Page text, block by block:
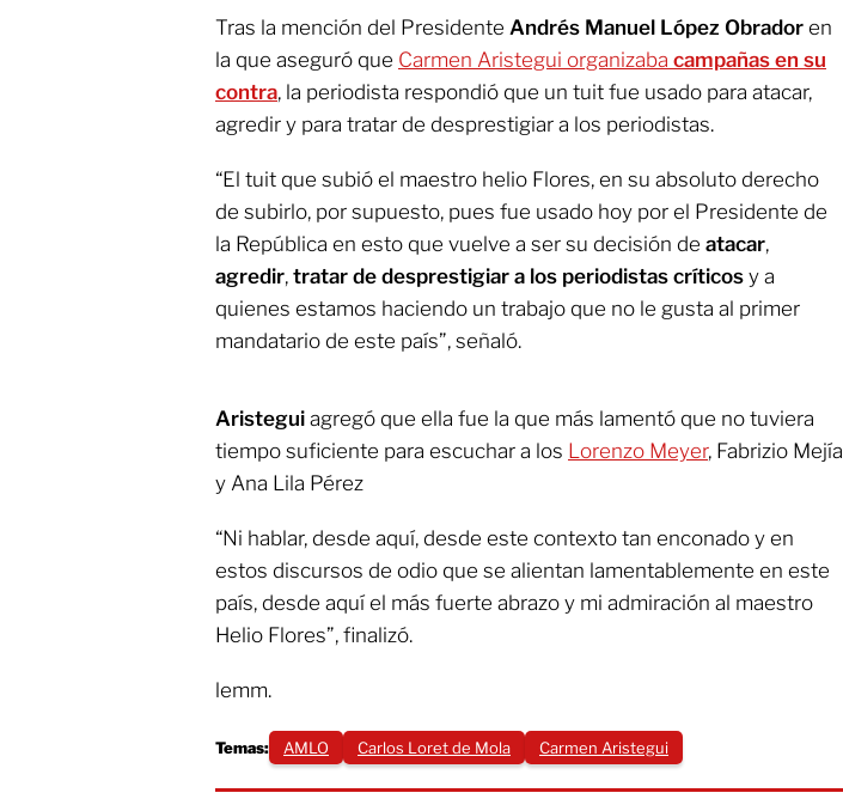
Tras la mención del Presidente Andrés Manuel López Obrador en
la que aseguró que Carmen Aristegui organizaba campañas en su
contra, la periodista respondió que un tuit fue usado para atacar,
agredir y para tratar de desprestigiar a los periodistas.
“El tuit que subió el maestro helio Flores, en su absoluto derecho
de subirlo, por supuesto, pues fue usado hoy por el Presidente de
la República en esto que vuelve a ser su decisión de atacar,
agredir, tratar de desprestigiar a los periodistas críticos y a
quienes estamos haciendo un trabajo que no le gusta al primer
mandatario de este país”, señaló.
Aristegui agregó que ella fue la que más lamentó que no tuviera
tiempo suficiente para escuchar a los Lorenzo Meyer, Fabrizio Mejía
y Ana Lila Pérez
“Ni hablar, desde aquí, desde este contexto tan enconado y en
estos discursos de odio que se alientan lamentablemente en este
país, desde aquí el más fuerte abrazo y mi admiración al maestro
Helio Flores”, finalizó.
lemm.
Temas: AMLO Carlos Loret de Mola Carmen Aristegui